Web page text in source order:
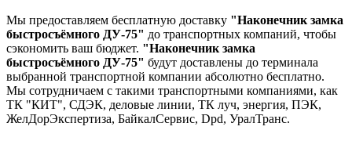
Мы предоставляем бесплатную доставку "Наконечник замка
быстросъёмного ДУ-75" до транспортных компаний, чтобы
сэкономить ваш бюджет. "Наконечник замка
быстросъёмного ДУ-75" будут доставлены до терминала
выбранной транспортной компании абсолютно бесплатно.
Мы сотрудничаем с такими транспортными компаниями, как
ТК "КИТ", СДЭК, деловые линии, ТК луч, энергия, ПЭК,
ЖелДорЭкспертиза, БайкалСервис, Dpd, УралТранс.